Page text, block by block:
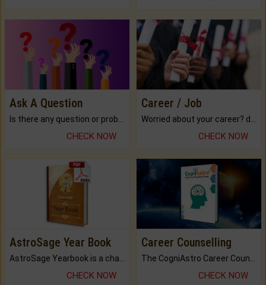
Ask A Question
Is there any question or problem lingering.
CHECK NOW
Career / Job
Worried about your career? don't know what is.
CHECK NOW
AstroSage Year Book
AstroSage Yearbook is a channel to fulfill your dreams and destiny.
CHECK NOW
Career Counselling
The CogniAstro Career Counselling Report is the most comprehensive report available on this topic.
CHECK NOW